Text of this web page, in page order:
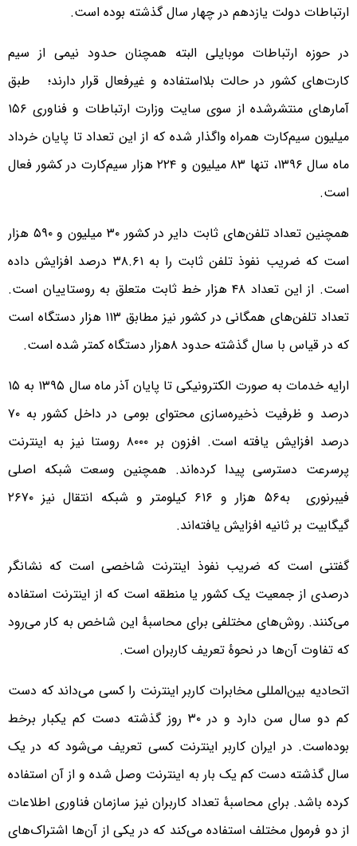
ارتباطات دولت یازدهم در چهار سال گذشته بوده است.
در حوزه ارتباطات موبایلی البته همچنان حدود نیمی از سیم
کارت‌های کشور در حالت بلااستفاده و غیرفعال قرار دارند؛ طبق
آمارهای منتشرشده از سوی سایت وزارت ارتباطات و فناوری ۱۵۶
میلیون سیم‌کارت همراه واگذار شده که از این تعداد تا پایان خرداد
ماه سال ۱۳۹۶، تنها ۸۳ میلیون و ۲۲۴ هزار سیم‌کارت در کشور فعال
است.
همچنین تعداد تلفن‌های ثابت دایر در کشور ۳۰ میلیون و ۵۹۰ هزار
است که ضریب نفوذ تلفن ثابت را به ۳۸.۶۱ درصد افزایش داده
است. از این تعداد ۴۸ هزار خط ثابت متعلق به روستاییان است.
تعداد تلفن‌های همگانی در کشور نیز مطابق ۱۱۳ هزار دستگاه است
که در قیاس با سال گذشته حدود ۸هزار دستگاه کمتر شده است.
ارایه خدمات به صورت الکترونیکی تا پایان آذر ماه سال ۱۳۹۵ به ۱۵
درصد و ظرفیت ذخیره‌سازی محتوای بومی در داخل کشور به ۷۰
درصد افزایش یافته است. افزون بر ۸۰۰۰ روستا نیز به اینترنت
پرسرعت دسترسی پیدا کرده‌اند. همچنین وسعت شبکه اصلی
فیبرنوری به۵۶ هزار و ۶۱۶ کیلومتر و شبکه انتقال نیز ۲۶۷۰
گیگابیت بر ثانیه افزایش یافته‌اند.
گفتنی است که ضریب نفوذ اینترنت شاخصی است که نشانگر
درصدی از جمعیت یک کشور یا منطقه است که از اینترنت استفاده
می‌کنند. روش‌های مختلفی برای محاسبهٔ این شاخص به کار می‌رود
که تفاوت آن‌ها در نحوهٔ تعریف کاربران است.
اتحادیه بین‌المللی مخابرات کاربر اینترنت را کسی می‌داند که دست
کم دو سال سن دارد و در ۳۰ روز گذشته دست کم یکبار برخط
بوده‌است. در ایران کاربر اینترنت کسی تعریف می‌شود که در یک
سال گذشته دست کم یک بار به اینترنت وصل شده و از آن استفاده
کرده باشد. برای محاسبهٔ تعداد کاربران نیز سازمان فناوری اطلاعات
از دو فرمول مختلف استفاده می‌کند که در یکی از آن‌ها اشتراک‌های